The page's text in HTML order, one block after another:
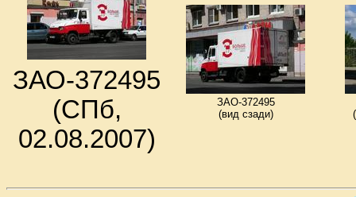
ЗАО-372495
(СПб,
02.08.2007)
ЗАО-372495
(вид сзади)